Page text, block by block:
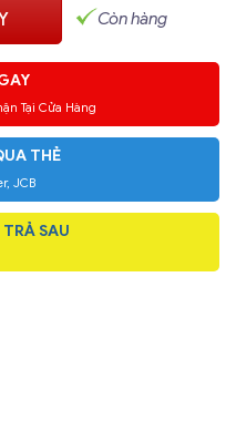
Còn hàng
Tại Cửa Hàng
THẺ
JCB
SAU